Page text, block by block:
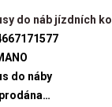
do náb jízdních kol
do náby